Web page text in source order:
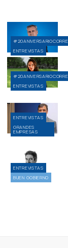
ENTREVISTAS
ENTREVISTAS
ENTREVISTAS
GRANDES
EMPRESAS
ENTREVISTAS
BUEN GOBIERNO